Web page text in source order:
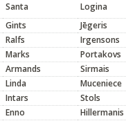
Santa Logina
Gints
Jēgeris
Ralfs Irgensons
Marks
Portakovs
Armands
Sirmais
Linda
Muceniece
Intars
Stols
Enno
Hillermanis